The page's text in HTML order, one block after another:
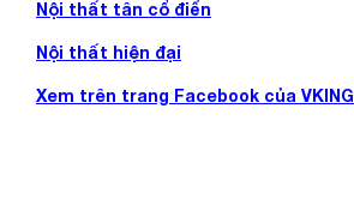
Nội thất tân cổ điển
Nội thất hiện đại
Xem trên trang Facebook của VKING